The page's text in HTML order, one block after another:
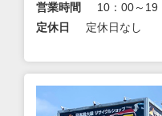
営業時間
10：00～19
定休日
定休日なし